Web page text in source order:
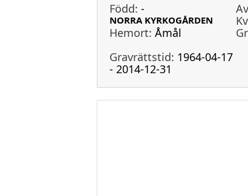
Född: -
NORRA KYRKOGÅRDEN
Hemort: Åmål
Gravrättstid: 1964-04-17
- 2014-12-31